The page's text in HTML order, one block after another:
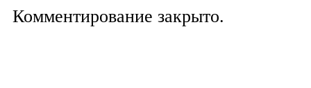
Комментирование закрыто.